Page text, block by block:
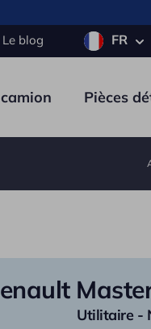
Le blog FR
Pièces
Utilitaire -